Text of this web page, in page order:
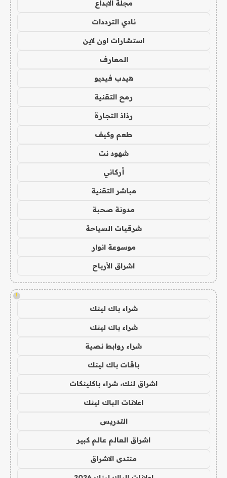
مجلة الابداع
نادي الترددات
استشارات اون لاين
المعارف
هيدب فيديو
رمح التقنية
رذاذ التجارة
طعم وكيف
شهود نت
أركاني
مباشر التقنية
مدونة صحبة
شرقيات السياحة
موسوعة انوار
اشراق الأرباح
!
شراء باك لينك
شراء باك لينك
شراء روابط نصية
باقات باك لينك
اشراق لنك، شراء باكلينكات
اعلانات الباك لينك
التدريس
اشراق العالم عالم كبير
منتدى الاشراق